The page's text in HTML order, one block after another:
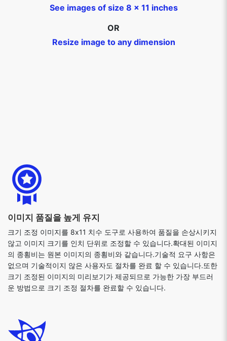
See images of size 8 x 11 inches
OR
Resize image to any dimension
이미지 품질을 높게 유지
크기 조정 이미지를 8x11 치수 도구로 사용하여 품질을 손상시키지
않고 이미지 크기를 인치 단위로 조정할 수 있습니다.확대된 이미지
의 종횡비는 원본 이미지의 종횡비와 같습니다.기술적 요구 사항은
없으며 기술적이지 않은 사용자도 절차를 완료 할 수 있습니다.또한
크기 조정된 이미지의 미리보기가 제공되므로 가능한 가장 부드러
운 방법으로 크기 조정 절차를 완료할 수 있습니다.